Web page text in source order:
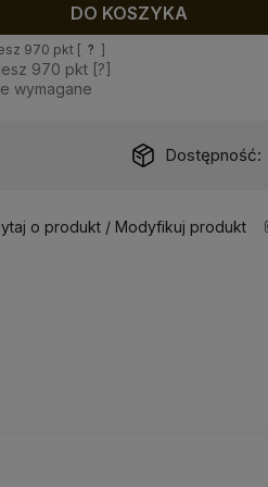
DO KOSZYKA
970 pkt [ ? ]
970 pkt [?]
wymagane
Dostępność:
o produkt / Modyfikuj produkt